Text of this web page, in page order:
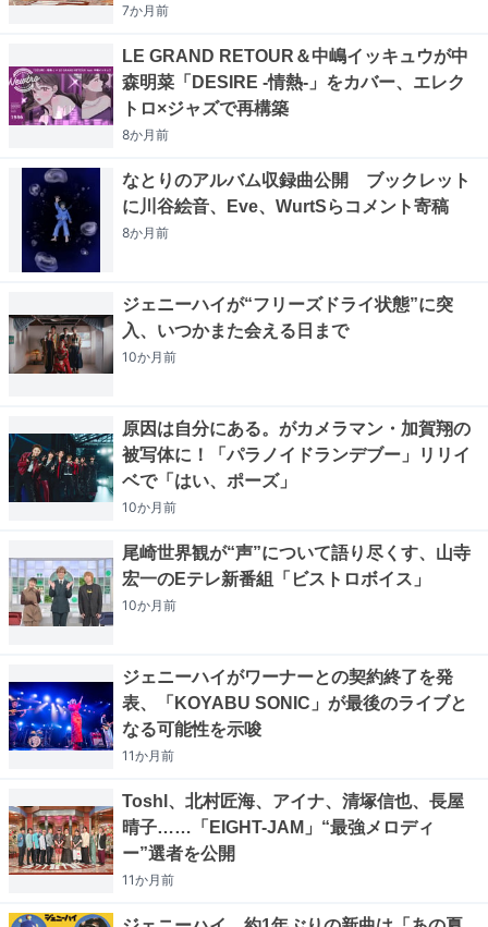
7か月前
LE GRAND RETOUR＆中嶋イッキュウが中
森明菜「DESIRE -情熱-」をカバー、エレク
トロ×ジャズで再構築
8か月前
なとりのアルバム収録曲公開 ブックレット
に川谷絵音、Eve、WurtSらコメント寄稿
8か月前
ジェニーハイが“フリーズドライ状態”に突
入、いつかまた会える日まで
10か月前
原因は自分にある。がカメラマン・加賀翔の
被写体に！「パラノイドランデブー」リリイ
ベで「はい、ポーズ」
10か月前
尾崎世界観が“声”について語り尽くす、山寺
宏一のEテレ新番組「ビストロボイス」
10か月前
ジェニーハイがワーナーとの契約終了を発
表、「KOYABU SONIC」が最後のライブと
なる可能性を示唆
11か月前
Toshl、北村匠海、アイナ、清塚信也、長屋
晴子……「EIGHT-JAM」“最強メロディ
ー”選者を公開
11か月前